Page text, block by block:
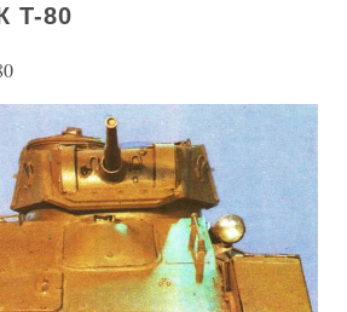
Т-80